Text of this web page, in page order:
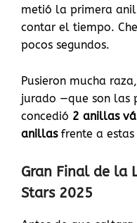
metió la primera
contar el tiempo.
pocos segundos.
Pusieron mucha
jurado —que son las
concedió 2 anillas
anillas frente a
Gran Final de la
Stars 2025